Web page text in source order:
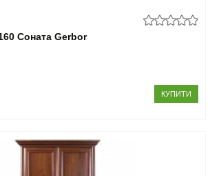
Соната Gerbor
КУПИТИ